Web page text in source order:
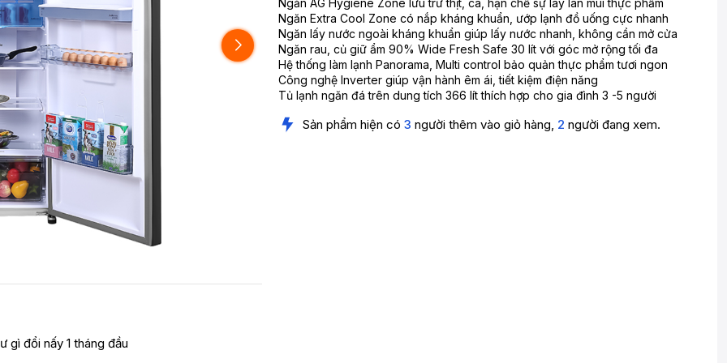
gì đổi nấy 1 tháng đầu
Ngăn AG Hygiene Zone lưu trữ thịt, cá, hạn chế sự lây lan mùi thực phẩm
Ngăn Extra Cool Zone có nắp kháng khuẩn, ướp lạnh đồ uống cực nhanh
Ngăn lấy nước ngoài kháng khuẩn giúp lấy nước nhanh, không cần mở cửa
Ngăn rau, củ giữ ẩm 90% Wide Fresh Safe 30 lít với góc mở rộng tối đa
Hệ thống làm lạnh Panorama, Multi control bảo quản thực phẩm tươi ngon
Công nghệ Inverter giúp vận hành êm ái, tiết kiệm điện năng
Tủ lạnh ngăn đá trên dung tích 366 lít thích hợp cho gia đình 3 -5 người
Sản phẩm hiện có 3 người thêm vào giỏ hàng, 2 người đang xem.